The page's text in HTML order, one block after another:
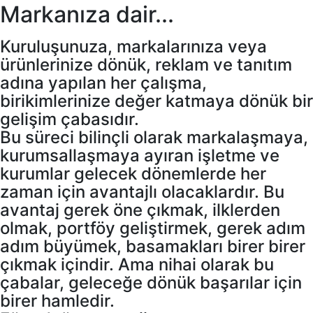
Markanıza dair...
Kuruluşunuza, markalarınıza veya
ürünlerinize dönük, reklam ve tanıtım
adına yapılan her çalışma,
birikimlerinize değer katmaya dönük bir
gelişim çabasıdır.
Bu süreci bilinçli olarak markalaşmaya,
kurumsallaşmaya ayıran işletme ve
kurumlar gelecek dönemlerde her
zaman için avantajlı olacaklardır. Bu
avantaj gerek öne çıkmak, ilklerden
olmak, portföy geliştirmek, gerek adım
adım büyümek, basamakları birer birer
çıkmak içindir. Ama nihai olarak bu
çabalar, geleceğe dönük başarılar için
birer hamledir.